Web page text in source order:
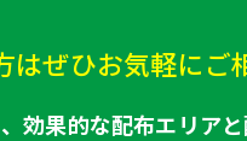
ぜひお気軽にご
効果的な配布エリアと